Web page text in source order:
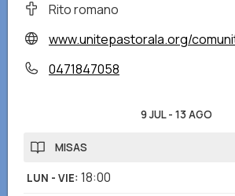
Rito romano
www.unitepastorala.org/
0471847058
9 JUL- 13 AGO
MISAS
LUN - VIE: 18:00